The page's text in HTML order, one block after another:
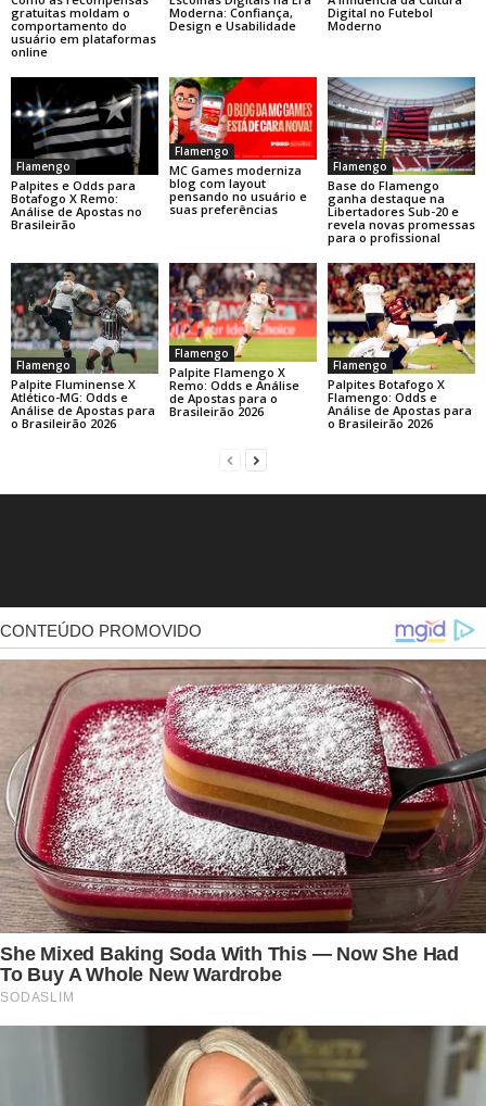
gratuitas moldam o
comportamento do
usuário em plataformas
online
Moderna: Confiança,
Design e Usabilidade
Digital no Futebol
Moderno
Flamengo
Palpites e Odds para
Botafogo X Remo:
Análise de Apostas no
Brasileirão
Flamengo
MC Games moderniza
blog com layout
pensando no usuário e
suas preferências
Flamengo
Base do Flamengo
ganha destaque na
Libertadores Sub-20 e
revela novas promessas
para o profissional
Flamengo
Palpite Fluminense X
Atlético-MG: Odds e
Análise de Apostas para
o Brasileirão 2026
Flamengo
Palpite Flamengo X
Remo: Odds e Análise
de Apostas para o
Brasileirão 2026
Flamengo
Palpites Botafogo X
Flamengo: Odds e
Análise de Apostas para
o Brasileirão 2026